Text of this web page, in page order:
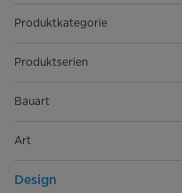
Produktkategorie
Produktserien
Bauart
Art
Design